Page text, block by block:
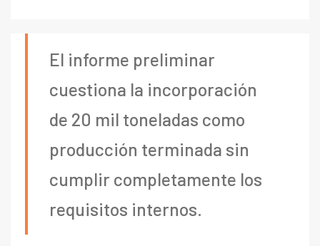
El informe preliminar
cuestiona la incorporación
de 20 mil toneladas como
producción terminada sin
cumplir completamente los
requisitos internos.